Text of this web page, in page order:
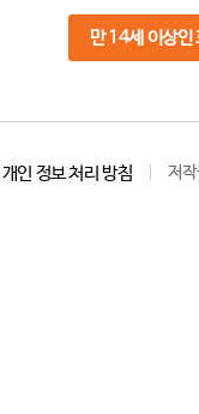
만 14세 이상인
개인 정보 처리 방침 저